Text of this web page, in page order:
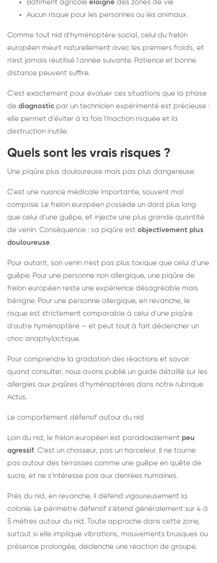
Bâtiment agricole éloigné des zones de vie
Aucun risque pour les personnes ou les animaux
Comme tout nid d'hyménoptère social, celui du frelon
européen meurt naturellement avec les premiers froids, et
n'est jamais réutilisé l'année suivante. Patience et bonne
distance peuvent suffire.
C'est exactement pour évaluer ces situations que la phase
de diagnostic par un technicien expérimenté est précieuse :
elle permet d'éviter à la fois l'inaction risquée et la
destruction inutile.
Quels sont les vrais risques ?
Une piqûre plus douloureuse mais pas plus dangereuse
C'est une nuance médicale importante, souvent mal
comprise. Le frelon européen possède un dard plus long
que celui d'une guêpe, et injecte une plus grande quantité
de venin. Conséquence : sa piqûre est objectivement plus
douloureuse.
Pour autant, son venin n'est pas plus toxique que celui d'une
guêpe. Pour une personne non allergique, une piqûre de
frelon européen reste une expérience désagréable mais
bénigne. Pour une personne allergique, en revanche, le
risque est strictement comparable à celui d'une piqûre
d'autre hyménoptère — et peut tout à fait déclencher un
choc anaphylactique.
Pour comprendre la gradation des réactions et savoir
quand consulter, nous avons publié un guide détaillé sur les
allergies aux piqûres d'hyménoptères dans notre rubrique
Actus.
Le comportement défensif autour du nid
Loin du nid, le frelon européen est paradoxalement peu
agressif. C'est un chasseur, pas un harceleur. Il ne tourne
pas autour des terrasses comme une guêpe en quête de
sucre, et ne s'intéresse pas aux denrées humaines.
Près du nid, en revanche, il défend vigoureusement la
colonie. Le périmètre défensif s'étend généralement sur 4 à
5 mètres autour du nid. Toute approche dans cette zone,
surtout si elle implique vibrations, mouvements brusques ou
présence prolongée, déclenche une réaction de groupe.